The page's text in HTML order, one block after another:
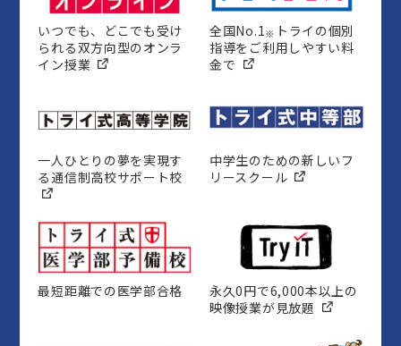
いつでも、どこでも受け
られる双方向型のオンラ
イン授業
全国No.1 ※ トライの個別
指導をご利用しやすい料
金で
一人ひとりの夢を実現す
る通信制高校サポート校
中学生のための新しいフ
リースクール
最短距離での医学部合格
永久0円で6,000本以上の
映像授業が見放題